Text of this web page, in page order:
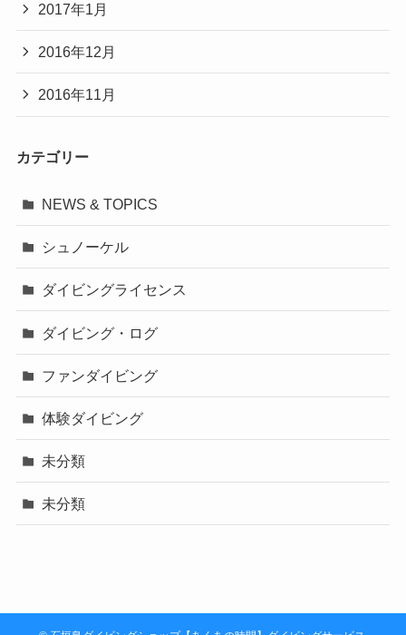
2017年1月
2016年12月
2016年11月
カテゴリー
NEWS & TOPICS
シュノーケル
ダイビングライセンス
ダイビング・ログ
ファンダイビング
体験ダイビング
未分類
未分類